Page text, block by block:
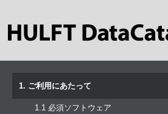
1. ご利用にあたって
1.1 必須ソフトウェア